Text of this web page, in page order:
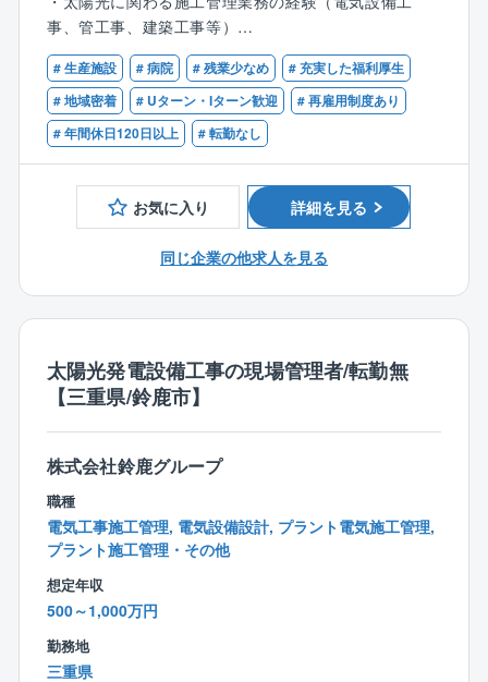
・職人、作業員の手配 など
※営業エリアが全国のため、出張があります。
【同社の特徴】
■鈴鹿グループは、電気設備工事を起点に機械設備工
事、空調設備工事業、不動産事業、開発設計、土木工
事業など様々な事業を自社グループで行っておりま
わせて柔軟に対応出来るクラスター型の組織を採用
え仕事を遂行していく『価値観型組織』と称していま
■多様化した時代に応じて、個々が自分に合った働き方
で仕事ができる会社です。
《仕事で活躍したい人》《家庭を大事にしたい人》
《趣味を大切にしたい人》など、誰でも様々な価値観
があり、どこに重きを置くかによって、その人の幸せ
度数も変わると考えております。
■社是の一つに三方ヨシを掲げており、常に『従業員ヨ
シ！お客様ヨシ！取引先ヨシ！』の考えの下、社員ひ
とり一人の価値観を尊重し、同社に関わる全ての方の
幸せ度数の向上を目指しています。
事、管工事、建築工事等）
・普通自動車運転免許
【歓迎】
・施工管理業務の経験（電気設備工事、管工事、建築
工事等）
# 生産施設 # 病院 # 残業少なめ
# 充実した福利厚生
# 地域密着
# Uターン・Iターン歓迎
# 再雇用制度あり
# 年間休日120日以上
# 転勤なし
お気に入り 詳細を見る
同じ企業の他求人を見る
太陽光発電設備工事の現場管理者/転勤無
【三重県/鈴鹿市】
株式会社鈴鹿グループ
職種
電気工事施工管理, 電気設備設計, プラント電気施工管理,
プラント施工管理・その他
想定年収
500～1,000万円
勤務地
三重県